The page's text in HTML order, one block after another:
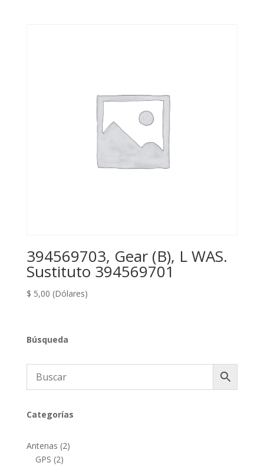
394569703, Gear (B), L WAS.
Sustituto 394569701
$ 5,00 (Dólares)
Búsqueda
Categorías
Antenas 22
GPS 22